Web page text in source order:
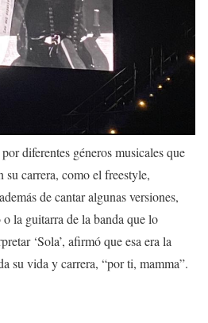
diferentes géneros musicales que
su carrera, como el freestyle,
de cantar algunas versiones,
la guitarra de la banda que lo
‘Sola’, afirmó que esa era la
su vida y carrera, “por ti, mamma”.